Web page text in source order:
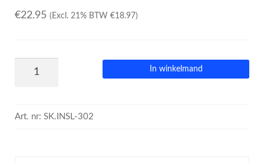
€22.95 (Excl. 21% BTW €18.97)
In winkelmand
Art. nr: SK.INSL-302